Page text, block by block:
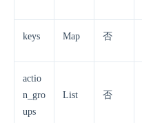
keys Map 否
actio
n_gro
ups
List 否